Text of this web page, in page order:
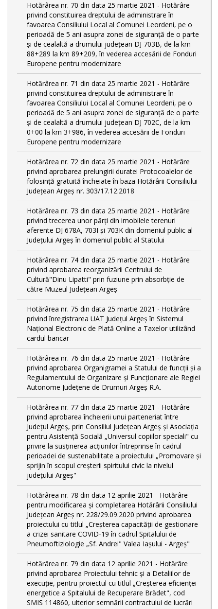
Hotărârea nr. 70 din data 25 martie 2021 - Hotărâre
privind constituirea dreptului de administrare în
favoarea Consiliului Local al Comunei Leordeni, pe o
perioadă de 5 ani asupra zonei de siguranță de o parte
și de cealaltă a drumului județean DJ 703B, de la km
88+289 la km 89+209, în vederea accesării de Fonduri
Europene pentru modernizare
Hotărârea nr. 71 din data 25 martie 2021 - Hotărâre
privind constituirea dreptului de administrare în
favoarea Consiliului Local al Comunei Leordeni, pe o
perioadă de 5 ani asupra zonei de siguranță de o parte
și de cealaltă a drumului județean DJ 702C, de la km
0+00 la km 3+986, în vederea accesării de Fonduri
Europene pentru modernizare
Hotărârea nr. 72 din data 25 martie 2021 - Hotărâre
privind aprobarea prelungirii duratei Protocoalelor de
folosință gratuită încheiate în baza Hotărârii Consiliului
Județean Argeș nr. 303/17.12.2018
Hotărârea nr. 73 din data 25 martie 2021 - Hotărâre
privind trecerea unor părţi din imobilele terenuri
aferente DJ 678A, 703I şi 703K din domeniul public al
Judeţului Argeş în domeniul public al Statului
Hotărârea nr. 74 din data 25 martie 2021 - Hotărâre
privind aprobarea reorganizării Centrului de
Cultură"Dinu Lipatti" prin fuziune prin absorbție de
către Muzeul Județean Argeș
Hotărârea nr. 75 din data 25 martie 2021 - Hotărâre
privind înregistrarea UAT Judeţul Argeş în Sistemul
Naţional Electronic de Plată Online a Taxelor utilizând
cardul bancar
Hotărârea nr. 76 din data 25 martie 2021 - Hotărâre
privind aprobarea Organigramei a Statului de funcţii și a
Regulamentului de Organizare și Funcționare ale Regiei
Autonome Județene de Drumuri Argeş R.A.
Hotărârea nr. 77 din data 25 martie 2021 - Hotărâre
privind aprobarea încheierii unui parteneriat între
Județul Argeș, prin Consiliul Județean Argeș și Asociația
pentru Asistență Socială „Universul copiilor speciali" cu
privire la susținerea acțiunilor întreprinse în cadrul
perioadei de sustenabilitate a proiectului „Promovare și
sprijin în scopul creșterii spiritului civic la nivelul
județului Argeș"
Hotărârea nr. 78 din data 12 aprilie 2021 - Hotărâre
pentru modificarea și completarea Hotărârii Consiliului
Județean Argeș nr. 228/29.09.2020 privind aprobarea
proiectului cu titlul „Creșterea capacității de gestionare
a crizei sanitare COVID-19 în cadrul Spitalului de
Pneumoftiziologie „Sf. Andrei" Valea Iașului - Argeș"
Hotărârea nr. 79 din data 12 aprilie 2021 - Hotărâre
privind aprobarea Proiectului tehnic şi a Detaliilor de
execuție, pentru proiectul cu titlul „Creşterea eficienţei
energetice a Spitalului de Recuperare Brădet", cod
SMIS 114860, ulterior semnării contractului de lucrări